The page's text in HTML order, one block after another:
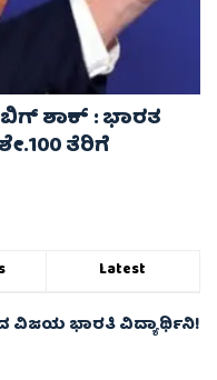
ಶಾಕ್ : ಭಾರತ
ತೆರಿಗೆ
Latest
ಭಾರತಿ ವಿದ್ಯಾರ್ಥಿನಿ!